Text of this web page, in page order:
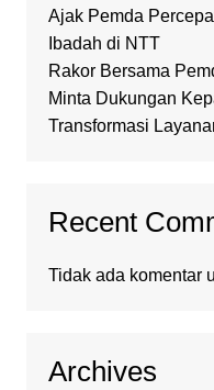
Ajak Pemda
Ibadah di NTT
Rakor Bersama
Minta Dukungan
Transformasi
Recent
Tidak ada komentar
Archives